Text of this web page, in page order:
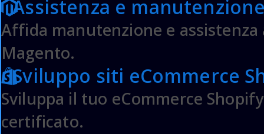
Assistenza e
Affida manutenzione e
Magento.
Sviluppo siti eCommerce
Sviluppa il tuo eCommerce
certificato.
Preventivo
DOMINI & HOSTING